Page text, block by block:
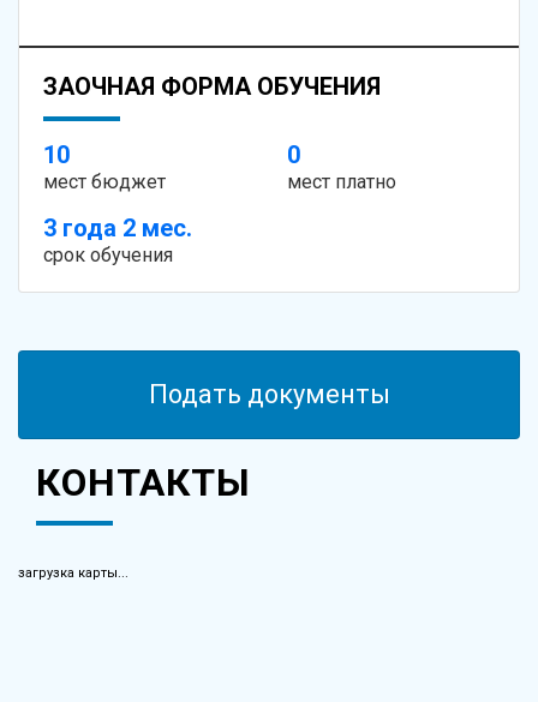
ЗАОЧНАЯ ФОРМА ОБУЧЕНИЯ
10
мест бюджет
0
мест платно
3 года 2 мес.
срок обучения
Подать документы
КОНТАКТЫ
загрузка карты...